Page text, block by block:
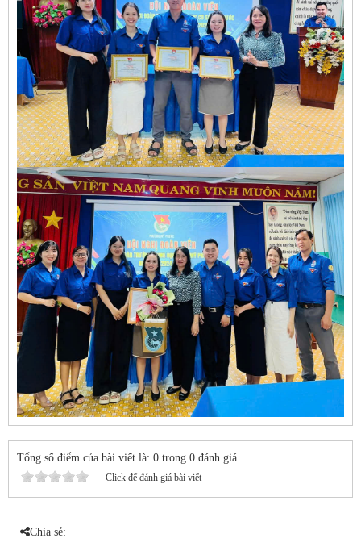
Tổng số điểm của bài viết là: 0 trong 0 đánh giá
Click để đánh giá bài viết
Chia sẻ: